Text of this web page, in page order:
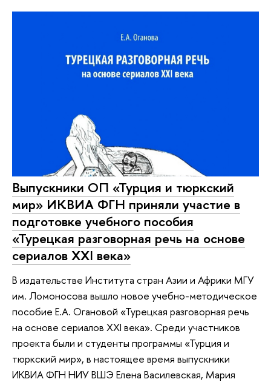
Выпускники ОП «Турция и тюркский
мир» ИКВИА ФГН приняли участие в
подготовке учебного пособия
«Турецкая разговорная речь на основе
сериалов ХХI века»
В издательстве Института стран Азии и Африки МГУ
им. Ломоносова вышло новое учебно-методическое
пособие Е.А. Огановой «Турецкая разговорная речь
на основе сериалов ХХI века». Среди участников
проекта были и студенты программы «Турция и
тюркский мир», в настоящее время выпускники
ИКВИА ФГН НИУ ВШЭ Елена Василевская, Мария